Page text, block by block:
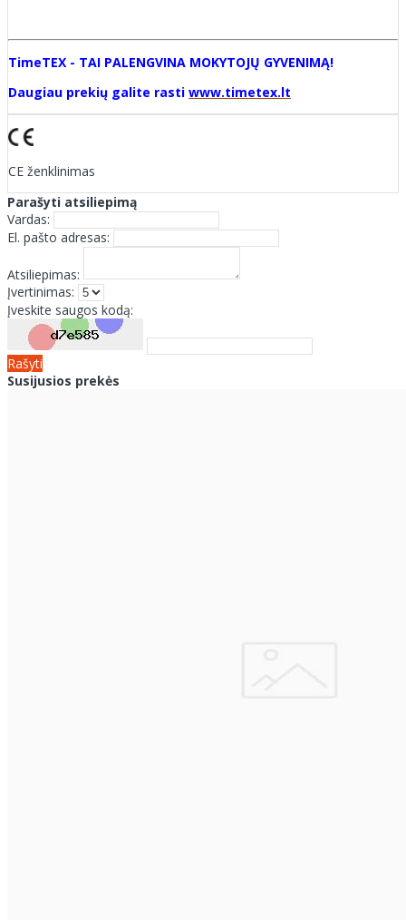
TimeTEX - TAI PALENGVINA MOKYTOJŲ GYVENIMĄ!
Daugiau prekių galite rasti www.timetex.lt
CE ženklinimas
Parašyti atsiliepimą
Vardas:
El. pašto adresas:
Atsiliepimas:
Įvertinimas:
Įveskite saugos kodą:
Rašyti
Susijusios prekės